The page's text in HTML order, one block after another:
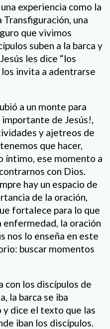
experiencia como la
una
que vivimos
suben a la barca y
les dice “los
los invita a adentrarse
a un monte para
importante de Jesús!,
y ajetreos de
que hacer,
íntimo, ese momento a
con Dios.
hay un espacio de
de la oración,
fortalece para lo que
enfermedad, la oración
nos lo enseña en este
buscar momentos
con los discípulos de
la barca se iba
y dice el texto que las
iban los discípulos.